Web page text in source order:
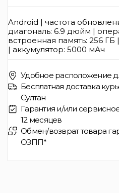
Android | частота
диагональ: 6.9 дюйм |
встроенная память: 256
| аккумулятор: 5000 мАч
Удобное расположение
Бесплатная доставка
Султан
Гарантия и/или
12 месяцев
Обмен/возврат товара
ОЗПП*